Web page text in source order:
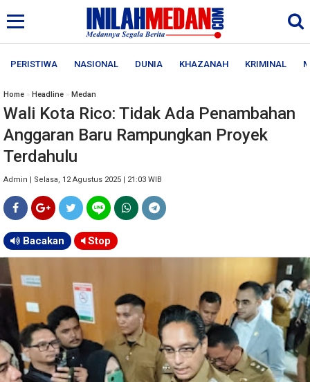
PERISTIWA NASIONAL DUNIA KHAZANAH KRIMINAL
Home » Headline » Medan
Wali Kota Rico: Tidak Ada Penambahan
Anggaran Baru Rampungkan Proyek
Terdahulu
Admin | Selasa, 12 Agustus 2025 | 21:03 WIB
Bacakan Stop